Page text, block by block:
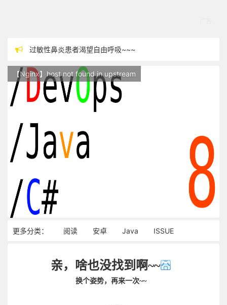
过敏性鼻炎患者渴望自由呼吸~~~
站点随时调整中，如果不能访问，请稍等片刻
反对日本核废水排海
【Nginx】host not found in upstream
更多分类： 阅读 安卓 Java ISSUE
亲，啥也没找到啊~~
换个姿势，再来一次~~